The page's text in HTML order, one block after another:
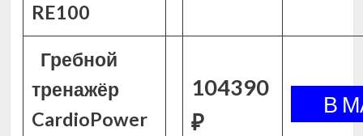
RE100
Гребной
тренажёр
CardioPower
104390
₽